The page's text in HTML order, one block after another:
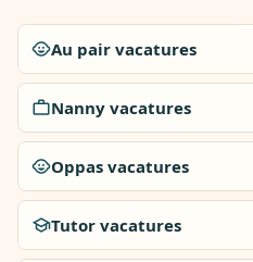
Au pair vacatures
Nanny vacatures
Oppas vacatures
Tutor vacatures